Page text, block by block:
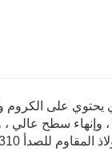
يحتوي على الكروم
، وإنهاء سطح عالي